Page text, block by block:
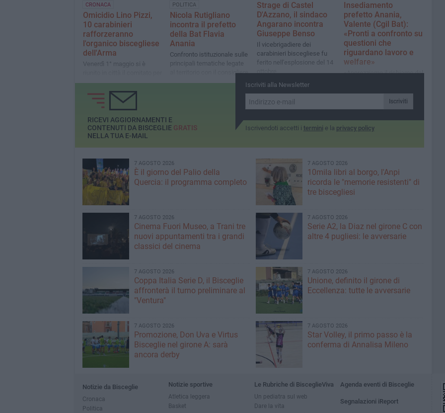
CRONACA
Omicidio Lino Pizzi,
10 carabinieri
rafforzeranno
l'organico biscegliese
dell'Arma
Venerdì 1° maggio si è
l'ordine e la sicurezza. Il
prefetto Anania: «Attenzione
massima»
POLITICA
Nicola Rutigliano
incontra il prefetto
della Bat Flavia
Anania
Confronto istituzionale sulle
principali tematiche legate
al territorio con il consigliere
regionale biscegliese
Strage di Castel
D'Azzano, il sindaco
Angarano incontra
Giuseppe Benso
Il vicebrigadiere dei
carabinieri biscegliese fu
ferito nell'esplosione del 14
ottobre
Insediamento
prefetto Anania,
Valente (Cgil Bat):
«Pronti a confronto su
questioni che
riguardano lavoro e
welfare»
«Apprezziamo il richiamo del
prevenzione e tutela
dell'economia legale»
Iscriviti alla Newsletter
Iscriviti
Iscrivendoti accetti i termini e la privacy policy
RICEVI AGGIORNAMENTI E
CONTENUTI DA BISCEGLIE GRATIS
NELLA TUA E-MAIL
7 AGOSTO 2026
È il giorno del Palio della
Quercia: il programma completo
7 AGOSTO 2026
10mila libri al borgo, l'Anpi
ricorda le "memorie resistenti" di
tre biscegliesi
7 AGOSTO 2026
Cinema Fuori Museo, a Trani tre
nuovi appuntamenti tra i grandi
classici del cinema
7 AGOSTO 2026
Serie A2, la Diaz nel girone C con
altre 4 pugliesi: le avversarie
7 AGOSTO 2026
Coppa Italia Serie D, il Bisceglie
affronterà il turno preliminare al
"Ventura"
7 AGOSTO 2026
Unione, definito il girone di
Eccellenza: tutte le avversarie
7 AGOSTO 2026
Promozione, Don Uva e Virtus
Bisceglie nel girone A: sarà
ancora derby
7 AGOSTO 2026
Star Volley, il primo passo è la
conferma di Annalisa Mileno
Notizie da Bisceglie
Cronaca
Politica
Notizie sportive
Atletica leggera
Basket
Le Rubriche di BisceglieViva
Un pediatra sul web
Dare la vita
Agenda eventi di Bisceglie
Segnalazioni iReport